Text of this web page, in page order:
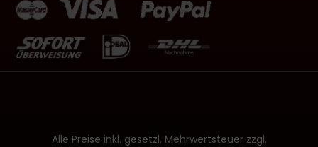
Alle Preise inkl. gesetzl. Mehrwertsteuer zzgl.